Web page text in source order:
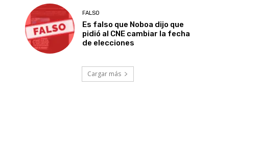
FALSO
Es falso que Noboa dijo que
pidió al CNE cambiar la fecha
de elecciones
Cargar más